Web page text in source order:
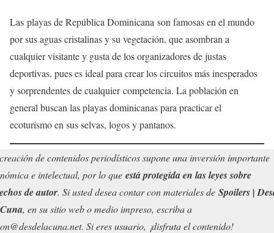
Las playas de República Dominicana son famosas en el mundo
por sus aguas cristalinas y su vegetación, que asombran a
cualquier visitante y gusta de los organizadores de justas
deportivas, pues es ideal para crear los circuitos más inesperados
y sorprendentes de cualquier competencia. La población en
general buscan las playas dominicanas para practicar el
ecoturismo en sus selvas, logos y pantanos.
de contenidos periodísticos supone una inversión importante
e intelectual, por lo que está protegida en las leyes sobre
de autor. Si usted desea contar con materiales de Spoilers |
, en su sitio web o medio impreso, escriba a
Si eres usuario, ¡disfruta el contenido!